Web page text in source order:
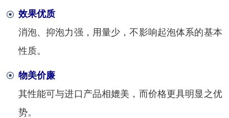
效果优质
消泡、抑泡力强，用量少，不影响起泡体系的基本
性质。
物美价廉
其性能可与进口产品相媲美，而价格更具明显之优
势。